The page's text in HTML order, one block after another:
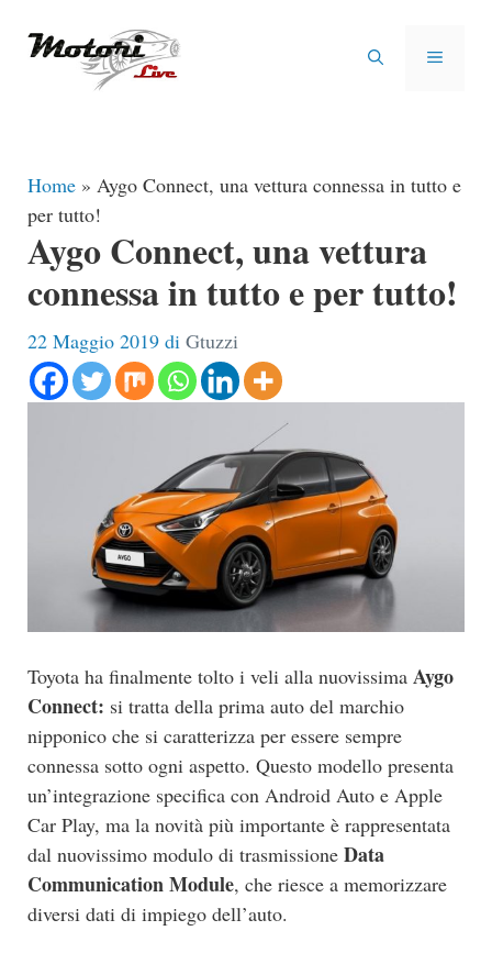
MENU
Home » Aygo Connect, una vettura connessa in tutto e
per tutto!
Aygo Connect, una vettura
connessa in tutto e per tutto!
22 Maggio 2019 di Gtuzzi
Toyota ha finalmente tolto i veli alla nuovissima Aygo
Connect: si tratta della prima auto del marchio
nipponico che si caratterizza per essere sempre
connessa sotto ogni aspetto. Questo modello presenta
un’integrazione specifica con Android Auto e Apple
Car Play, ma la novità più importante è rappresentata
dal nuovissimo modulo di trasmissione Data
Communication Module, che riesce a memorizzare
diversi dati di impiego dell’auto.